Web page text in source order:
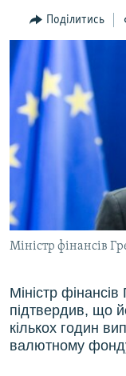
навігації
Перейти
до
пошуку
БЛОГИ
ПОГЛЯД
ІНТЕРВ'Ю
ВСЕ ЗА ДЕНЬ
СПЕЦПРОЕКТИ
ДЕПОРТАЦІЯ
ВІДЕОУРОКИ
СВІДЧЕННЯ ОКУПАЦІЇ
УКРАЇНСЬКА
ЯК ОБІЙТИ
Русский
Qırımtatar
Усі сайти RFE/
Поділитись
Міністр фінансів
Міністр
підтвердив, що
кількох годин
валютному